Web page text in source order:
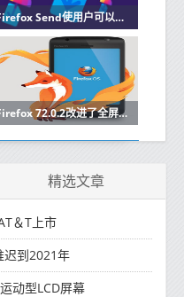
Firefox Send使用户可以免费共享最大2.5GB的文件
Firefox 72.0.2改进了全屏1080p视频的播放性能
精选文章
＆T上市
迟到2021年
动型LCD屏幕